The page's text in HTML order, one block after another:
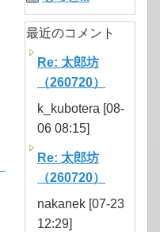
最近のコメント
Re: 太郎坊
（260720）
k_kubotera [08-
06 08:15]
Re: 太郎坊
（260720）
nakanek [07-23
12:29]